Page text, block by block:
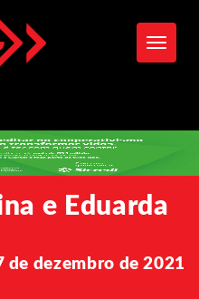
e Eduarda
de dezembro de 2021